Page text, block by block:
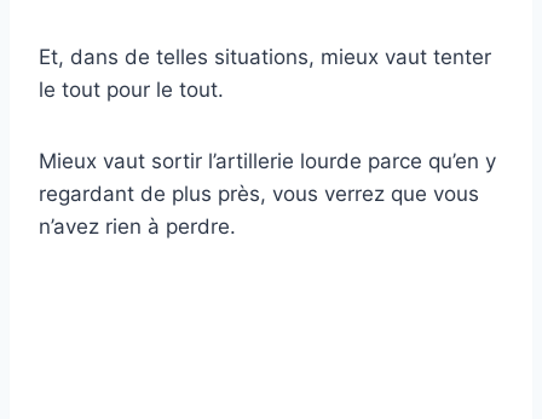
Et, dans de telles situations, mieux vaut tenter
le tout pour le tout.
Mieux vaut sortir l’artillerie lourde parce qu’en y
regardant de plus près, vous verrez que vous
n’avez rien à perdre.